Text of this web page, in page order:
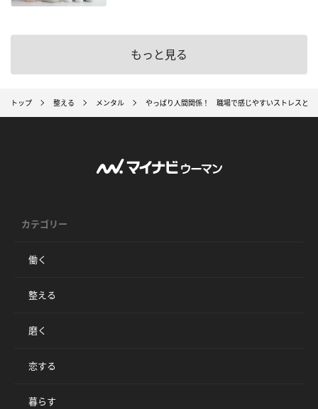
もっと見る
トップ 整える メンタル やっぱり人間関係！ 職場で感じやすいストレスと対
カテゴリー
働く
整える
磨く
恋する
暮らす